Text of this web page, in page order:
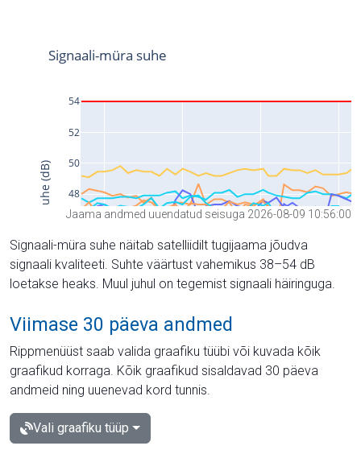
Jaama andmed uuendatud seisuga 2026-08-09 10:56:00
Signaali-müra suhe näitab satelliidilt tugijaama jõudva
signaali kvaliteeti. Suhte väärtust vahemikus 38–54 dB
loetakse heaks. Muul juhul on tegemist signaali häiringuga.
Viimase 30 päeva andmed
Rippmenüüst saab valida graafiku tüübi või kuvada kõik
graafikud korraga. Kõik graafikud sisaldavad 30 päeva
andmeid ning uuenevad kord tunnis.
Vali graafiku tüüp